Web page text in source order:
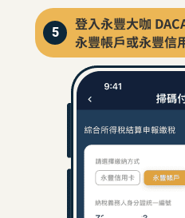
5
登入永豐大咖
永豐帳戶或永豐信